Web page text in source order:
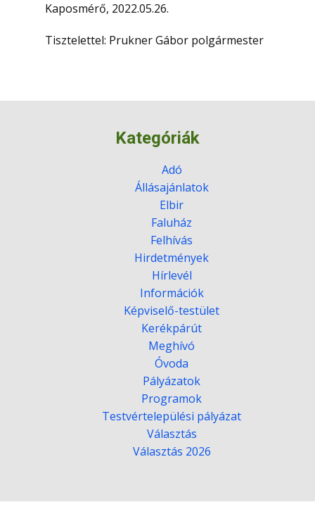
Kaposmérő, 2022.05.26.
Tisztelettel: Prukner Gábor polgármester
Kategóriák
Adó
Állásajánlatok
Elbir
Faluház
Felhívás
Hirdetmények
Hírlevél
Információk
Képviselő-testület
Kerékpárút
Meghívó
Óvoda
Pályázatok
Programok
Testvértelepülési pályázat
Választás
Választás 2026